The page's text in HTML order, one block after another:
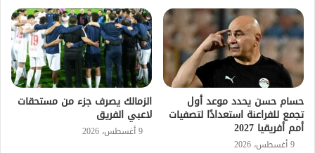
حسام حسن يحدد موعد أول
تجمع للفراعنة استعدادًا لتصفيات
أمم أفريقيا 2027
9 أغسطس، 2026
الزمالك يصرف جزء من مستحقات
لاعبي الفريق
9 أغسطس، 2026